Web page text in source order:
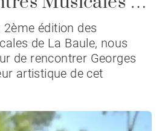
édition des
de La Baule, nous
de rencontrer Georges
artistique de cet